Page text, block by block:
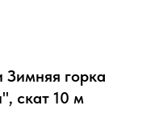
горка
скат 10 м